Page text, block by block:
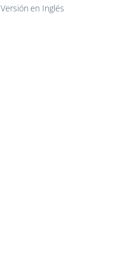
Versión en Inglés